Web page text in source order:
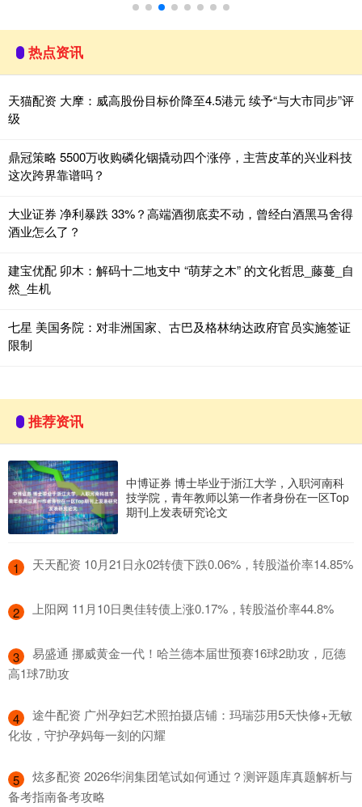
热点资讯
天猫配资 大摩：威高股份目标价降至4.5港元 续予“与大市同步”评
级
鼎冠策略 5500万收购磷化铟撬动四个涨停，主营皮革的兴业科技
这次跨界靠谱吗？
大业证券 净利暴跌 33%？高端酒彻底卖不动，曾经白酒黑马舍得
酒业怎么了？
建宝优配 卯木：解码十二地支中 “萌芽之木” 的文化哲思_藤蔓_自
然_生机
七星 美国务院：对非洲国家、古巴及格林纳达政府官员实施签证
限制
推荐资讯
中博证券 博士毕业于浙江大学，入职河南科
技学院，青年教师以第一作者身份在一区Top
期刊上发表研究论文
1 ​天天配资 10月21日永02转债下跌0.06%，转股溢价率14.85%
2 ​上阳网 11月10日奥佳转债上涨0.17%，转股溢价率44.8%
3
​易盛通 挪威黄金一代！哈兰德本届世预赛16球2助攻，厄德
高1球7助攻
4
​途牛配资 广州孕妇艺术照拍摄店铺：玛瑞莎用5天快修+无敏
化妆，守护孕妈每一刻的闪耀
5
​炫多配资 2026华润集团笔试如何通过？测评题库真题解析与
备考指南备考攻略